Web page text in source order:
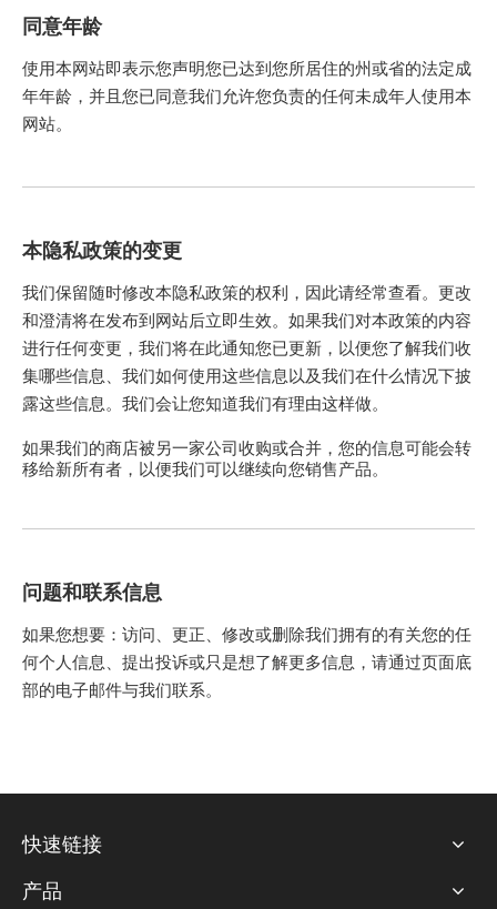
同意年龄
使用本网站即表示您声明您已达到您所居住的州或省的法定成
年年龄，并且您已同意我们允许您负责的任何未成年人使用本
网站。
本隐私政策的变更
我们保留随时修改本隐私政策的权利，因此请经常查看。更改
和澄清将在发布到网站后立即生效。如果我们对本政策的内容
进行任何变更，我们将在此通知您已更新，以便您了解我们收
集哪些信息、我们如何使用这些信息以及我们在什么情况下披
露这些信息。我们会让您知道我们有理由这样做。
如果我们的商店被另一家公司收购或合并，您的信息可能会转
移给新所有者，以便我们可以继续向您销售产品。
问题和联系信息
如果您想要：访问、更正、修改或删除我们拥有的有关您的任
何个人信息、提出投诉或只是想了解更多信息，请通过页面底
部的电子邮件与我们联系。
快速链接
产品